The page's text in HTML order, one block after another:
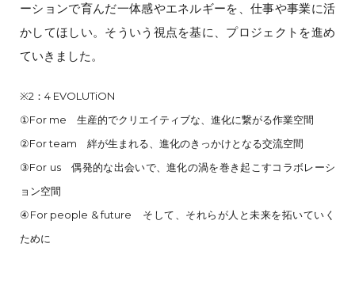
ーションで育んだ一体感やエネルギーを、仕事や事業に活
かしてほしい。そういう視点を基に、プロジェクトを進め
ていきました。
※2：4 EVOLUTiON
①For me 生産的でクリエイティブな、進化に繋がる作業空間
②For team 絆が生まれる、進化のきっかけとなる交流空間
③For us 偶発的な出会いで、進化の渦を巻き起こすコラボレーシ
ョン空間
④For people & future そして、それらが人と未来を拓いていく
ために